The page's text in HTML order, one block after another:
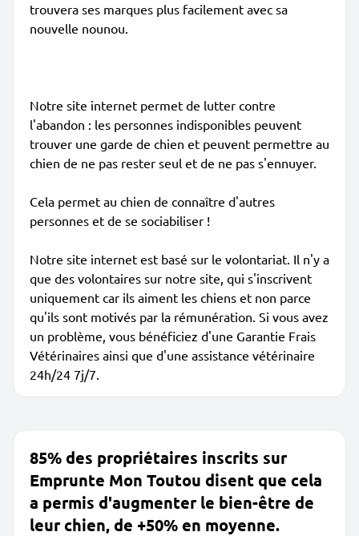
trouvera ses marques plus facilement avec sa
nouvelle nounou.
Notre site internet permet de lutter contre
l'abandon : les personnes indisponibles peuvent
trouver une garde de chien et peuvent permettre au
chien de ne pas rester seul et de ne pas s'ennuyer.
Cela permet au chien de connaître d'autres
personnes et de se sociabiliser !
Notre site internet est basé sur le volontariat. Il n'y a
que des volontaires sur notre site, qui s'inscrivent
uniquement car ils aiment les chiens et non parce
qu'ils sont motivés par la rémunération. Si vous avez
un problème, vous bénéficiez d'une Garantie Frais
Vétérinaires ainsi que d'une assistance vétérinaire
24h/24 7j/7.
85% des propriétaires inscrits sur
Emprunte Mon Toutou disent que cela
a permis d'augmenter le bien-être de
leur chien, de +50% en moyenne.